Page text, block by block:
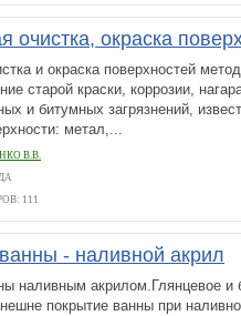
очистка, окраска
и окраска поверхностей
старой краски, коррозии,
и битумных загрязнений,
метал,...
В.В.
111
- наливной акрил
наливным акрилом.Глянцевое и
покрытие ванны при